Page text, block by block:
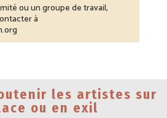
ou un groupe de travail,
à
les artistes sur
ou en exil